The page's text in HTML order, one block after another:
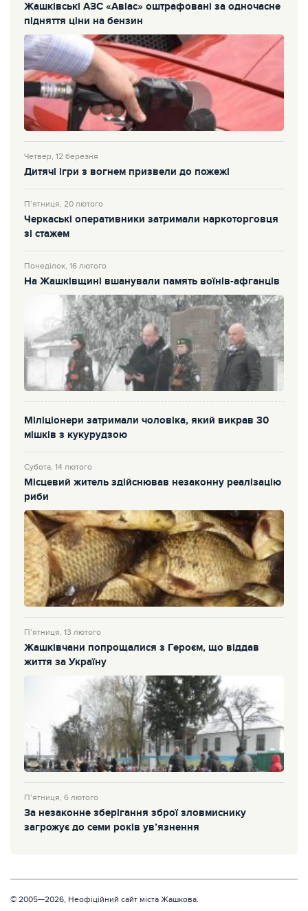
Жашківські АЗС «Авіас» оштрафовані за одночасне
підняття ціни на бензин
Четвер, 12 березня
Дитячі ігри з вогнем призвели до пожежі
П’ятниця, 20 лютого
Черкаські оперативники затримали наркоторговця
зі стажем
Понеділок, 16 лютого
На Жашківщині вшанували память воїнів-афганців
Міліціонери затримали чоловіка, який викрав 30
мішків з кукурудзою
Субота, 14 лютого
Місцевий житель здійснював незаконну реалізацію
риби
П’ятниця, 13 лютого
Жашківчани попрощалися з Героєм, що віддав
життя за Україну
П’ятниця, 6 лютого
За незаконне зберігання зброї зловмиснику
загрожує до семи років ув’язнення
© 2005—2026, Неофіційний сайт міста Жашкова.